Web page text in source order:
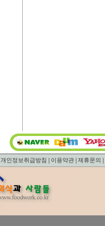
개인정보취급방침 이용약관 제휴문의